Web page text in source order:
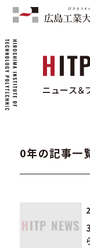
ニュース＆
0年の記事一